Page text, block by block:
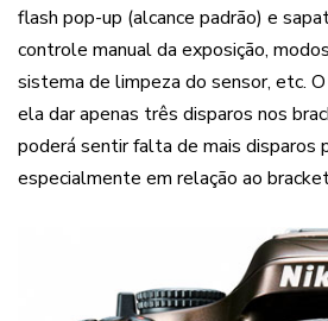
flash pop-up (alcance padrão) e
controle manual da exposição,
sistema de limpeza do sensor, etc.
ela dar apenas três disparos nos
poderá sentir falta de mais disparos
especialmente em relação ao